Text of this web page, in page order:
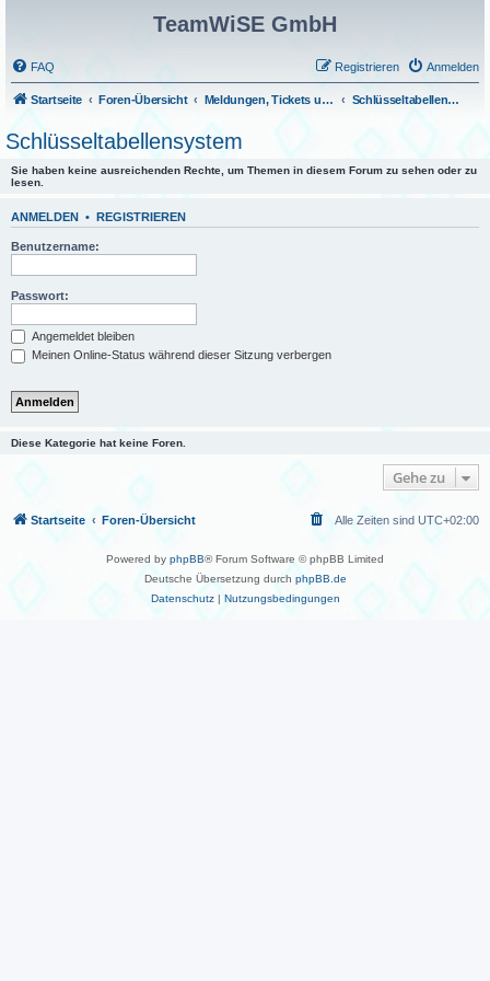
TeamWiSE GmbH
FAQ Anmelden
Registrieren
Startseite Foren-Übersicht Meldungen, Tickets und Fragen Schlüsseltabellensystem
Schlüsseltabellensystem
Sie haben keine ausreichenden Rechte, um Themen in diesem Forum zu sehen oder zu
lesen.
ANMELDEN • REGISTRIEREN
Benutzername:
Passwort:
Angemeldet bleiben
Meinen Online-Status während dieser Sitzung verbergen
Diese Kategorie hat keine Foren.
Gehe zu
Startseite Foren-Übersicht Alle Zeiten sind UTC+02:00
Powered by phpBB® Forum Software © phpBB Limited
Deutsche Übersetzung durch phpBB.de
Datenschutz| Nutzungsbedingungen